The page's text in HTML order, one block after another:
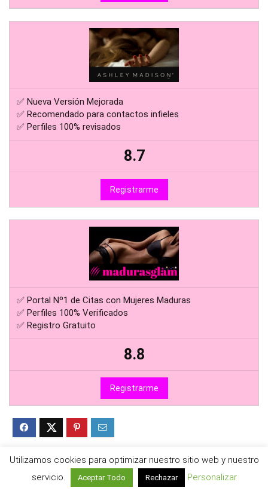
✅ Nueva Versión Mejorada
✅ Recomendado para contactos infieles
✅ Perfiles 100% revisados
8.7
Registrarme
✅ Portal Nº1 de Citas con Mujeres Maduras
✅ Perfiles 100% Verificados
✅ Registro Gratuito
8.8
Registrarme
ETIQUETAS:
páginas de citas México
páginas para ligar México
Utilizamos cookies para optimizar nuestro sitio web y nuestro
servicio.
Aceptar Todo Rechazar Personalizar